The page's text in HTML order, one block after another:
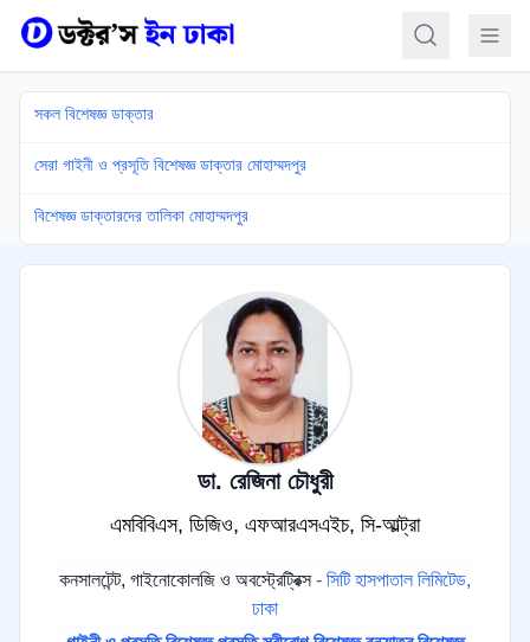
সকল বিশেষজ্ঞ ডাক্তার
সেরা গাইনী ও প্রসূতি বিশেষজ্ঞ ডাক্তার মোহাম্মদপুর
বিশেষজ্ঞ ডাক্তারদের তালিকা মোহাম্মদপুর
ডা. রেজিনা চৌধুরী
এমবিবিএস, ডিজিও, এফআরএসএইচ, সি-আল্ট্রা
কনসালটেন্ট, গাইনোকোলজি ও অবস্ট্রেট্রিক্স - সিটি হাসপাতাল লিমিটেড,
ঢাকা